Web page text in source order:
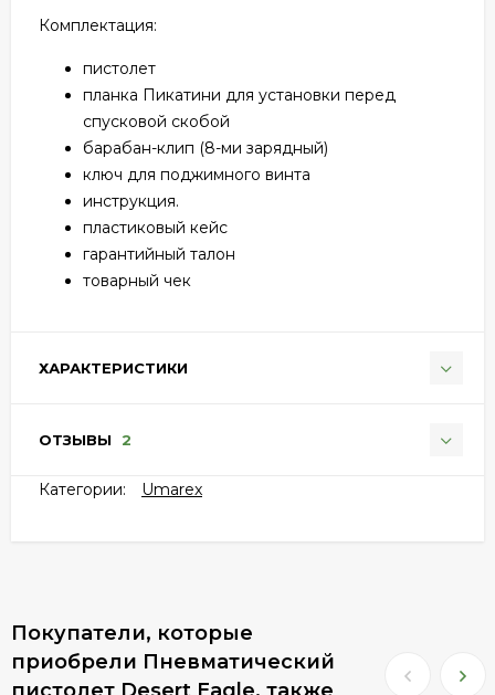
Комплектация:
пистолет
планка Пикатини для установки перед
спусковой скобой
барабан-клип (8-ми зарядный)
ключ для поджимного винта
инструкция.
пластиковый кейс
гарантийный талон
товарный чек
ХАРАКТЕРИСТИКИ
ОТЗЫВЫ 2
Категории: Umarex
Покупатели, которые
приобрели Пневматический